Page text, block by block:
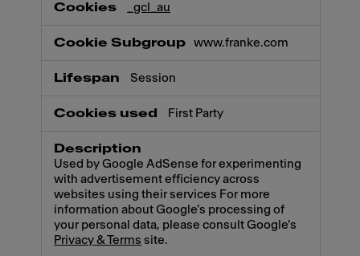
_gcl_au
www.franke.com
Session
First Party
Used by Google AdSense for experimenting
with advertisement efficiency across
websites using their services For more
information about Google's processing of
your personal data, please consult Google's
Privacy & Terms site.